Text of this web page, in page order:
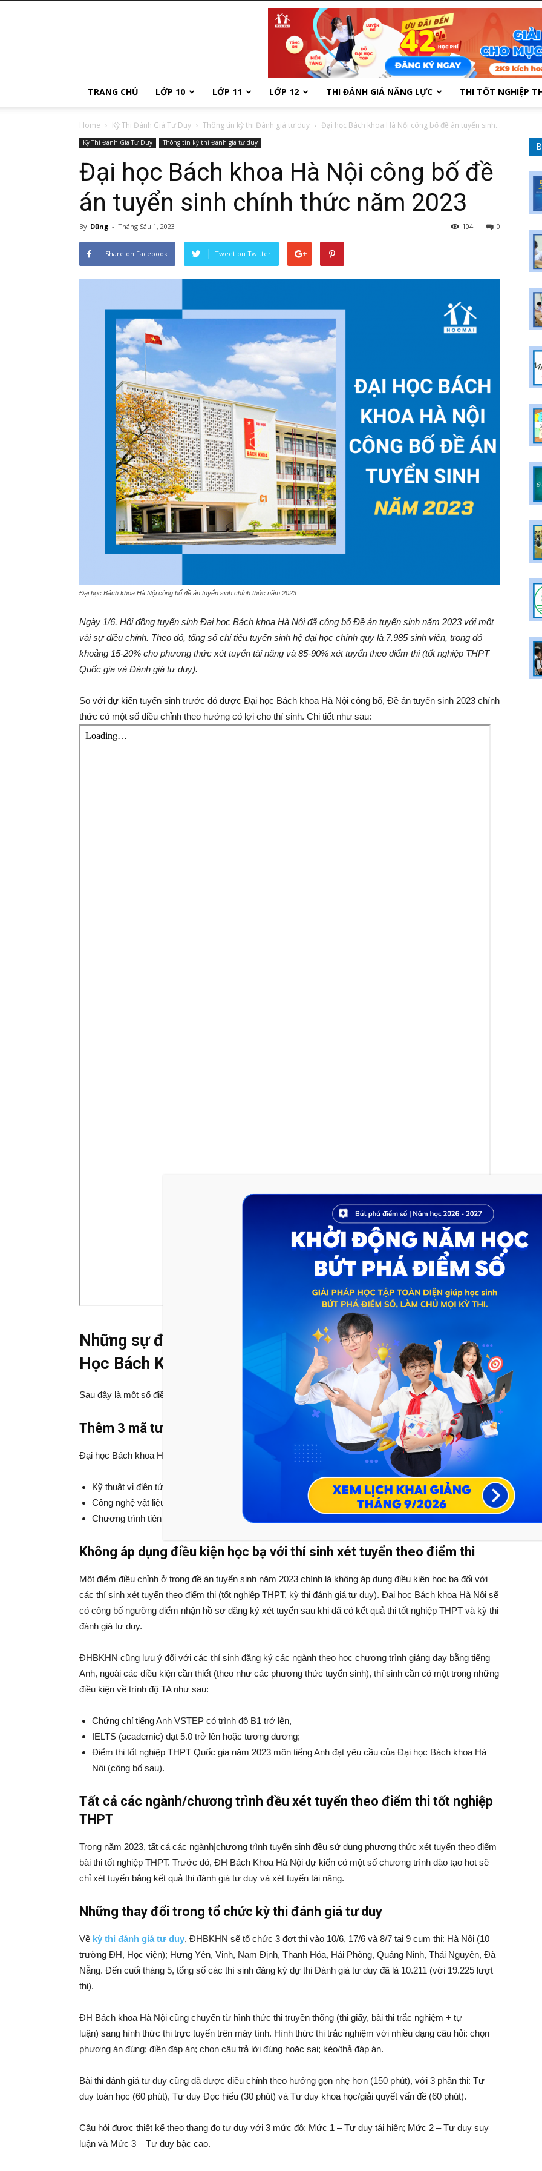
TRANG CHỦ LỚP 10 LỚP 11 LỚP 12 THI ĐÁNH GIÁ NĂNG LỰC THI TỐT NGHIỆP
Home Kỳ Thi Đánh Giá Tư Duy Thông tin kỳ thi Đánh giá tư duy Đại học Bách khoa Hà Nội công bố đề án tuyển sinh...
Kỳ Thi Đánh Giá Tư Duy Thông tin kỳ thi Đánh giá tư duy
Đại học Bách khoa Hà Nội công bố đề
án tuyển sinh chính thức năm 2023
By Dũng - Tháng Sáu 1, 2023 0
104
Share on Facebook Tweet on Twitter
Đại học Bách khoa Hà Nội công bố đề án tuyển sinh chính thức năm 2023
Ngày 1/6, Hội đồng tuyển sinh Đại học Bách khoa Hà Nội đã công bố Đề án tuyển sinh năm 2023 với một
vài sự điều chỉnh. Theo đó, tổng số chỉ tiêu tuyển sinh hệ đại học chính quy là 7.985 sinh viên, trong đó
khoảng 15-20% cho phương thức xét tuyển tài năng và 85-90% xét tuyển theo điểm thi (tốt nghiệp THPT
Quốc gia và Đánh giá tư duy).
So với dự kiến tuyển sinh trước đó được Đại học Bách khoa Hà Nội công bố, Đề án tuyển sinh 2023 chính
thức có một số điều chỉnh theo hướng có lợi cho thí sinh. Chi tiết như sau:
Những sự điều chỉnh trong đề án tuyển sinh 2023 của Đại
Học Bách Khoa Hà Nội
Sau đây là một số điều chỉnh trong đề án tuyển sinh 2023 mà ĐHBKHN đã công bố:
Thêm 3 mã tuyển sinh mới trong năm 2023
Đại học Bách khoa Hà Nội có thêm 3 mã tuyển sinh mới trong năm 2023 là:
Kỹ thuật vi điện tử và
Công nghệ vật liệu polymer và compozit (MS3)
Chương trình tiên tiến Kỹ thuật sinh học (giảng dạy bằng tiếng Anh) (BF-E19).
Không áp dụng điều kiện học bạ với thí sinh xét tuyển theo điểm thi
Một điểm điều chỉnh ở trong đề án tuyển sinh năm 2023 chính là không áp dụng điều kiện học bạ đối với
các thí sinh xét tuyển theo điểm thi (tốt nghiệp THPT, kỳ thi đánh giá tư duy). Đại học Bách khoa Hà Nội sẽ
có công bố ngưỡng điểm nhận hồ sơ đăng ký xét tuyển sau khi đã có kết quả thi tốt nghiệp THPT và kỳ thi
đánh giá tư duy.
ĐHBKHN cũng lưu ý đối với các thí sinh đăng ký các ngành theo học chương trình giảng dạy bằng tiếng
Anh, ngoài các điều kiện cần thiết (theo như các phương thức tuyển sinh), thí sinh cần có một trong những
điều kiện về trình độ TA như sau:
Chứng chỉ tiếng Anh VSTEP có trình độ B1 trở lên,
IELTS (academic) đạt 5.0 trở lên hoặc tương đương;
Điểm thi tốt nghiệp THPT Quốc gia năm 2023 môn tiếng Anh đạt yêu cầu của Đại học Bách khoa Hà
Nội (công bố sau).
Tất cả các ngành/chương trình đều xét tuyển theo điểm thi tốt nghiệp
THPT
Trong năm 2023, tất cả các ngành|chương trình tuyển sinh đều sử dụng phương thức xét tuyển theo điểm
bài thi tốt nghiệp THPT. Trước đó, ĐH Bách Khoa Hà Nội dự kiến có một số chương trình đào tạo hot sẽ
chỉ xét tuyển bằng kết quả thi đánh giá tư duy và xét tuyển tài năng.
Những thay đổi trong tổ chức kỳ thi đánh giá tư duy
Về kỳ thi đánh giá tư duy, ĐHBKHN sẽ tổ chức 3 đợt thi vào 10/6, 17/6 và 8/7 tại 9 cụm thi: Hà Nội (10
trường ĐH, Học viện); Hưng Yên, Vinh, Nam Định, Thanh Hóa, Hải Phòng, Quảng Ninh, Thái Nguyên, Đà
Nẵng. Đến cuối tháng 5, tổng số các thí sinh đăng ký dự thi Đánh giá tư duy đã là 10.211 (với 19.225 lượt
thi).
ĐH Bách khoa Hà Nội cũng chuyển từ hình thức thi truyền thống (thi giấy, bài thi trắc nghiệm + tự
luận) sang hình thức thi trực tuyến trên máy tính. Hình thức thi trắc nghiệm với nhiều dạng câu hỏi: chọn
phương án đúng; điền đáp án; chọn câu trả lời đúng hoặc sai; kéo/thả đáp án.
Bài thi đánh giá tư duy cũng đã được điều chỉnh theo hướng gọn nhẹ hơn (150 phút), với 3 phần thi: Tư
duy toán học (60 phút), Tư duy Đọc hiểu (30 phút) và Tư duy khoa học/giải quyết vấn đề (60 phút).
Câu hỏi được thiết kế theo thang đo tư duy với 3 mức độ: Mức 1 – Tư duy tái hiện; Mức 2 – Tư duy suy
luận và Mức 3 – Tư duy bậc cao.